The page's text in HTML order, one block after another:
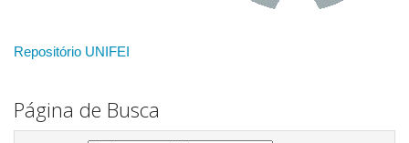
Repositório UNIFEI
Página de Busca